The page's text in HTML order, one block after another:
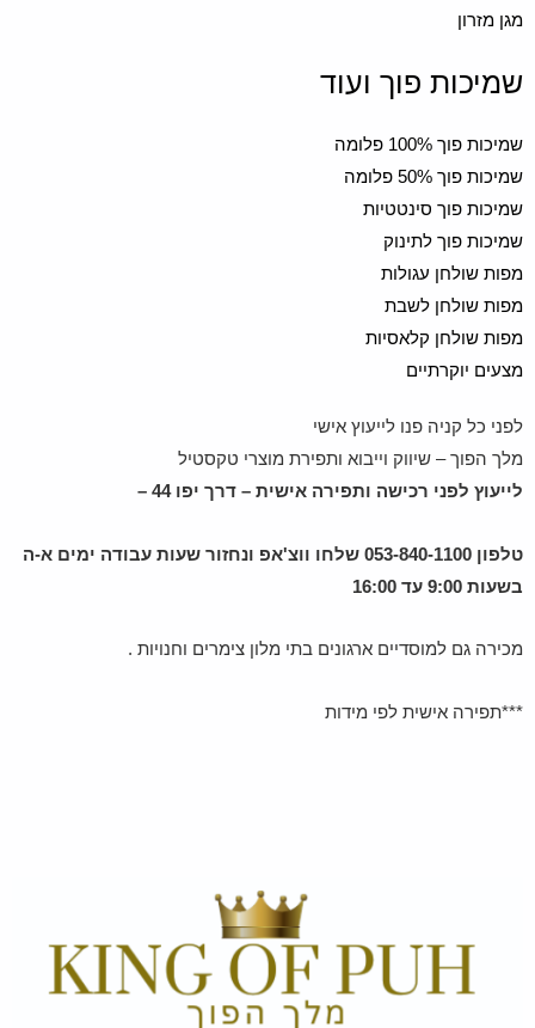
מגן מזרון
שמיכות פוך ועוד
שמיכות פוך 100% פלומה
שמיכות פוך 50% פלומה
שמיכות פוך סינטטיות
שמיכות פוך לתינוק
מפות שולחן עגולות
מפות שולחן לשבת
מפות שולחן קלאסיות
מצעים יוקרתיים
לפני כל קניה פנו לייעוץ אישי
מלך הפוך – שיווק וייבוא ותפירת מוצרי טקסטיל
לייעוץ לפני רכישה ותפירה אישית – דרך יפו 44 –
טלפון 053-840-1100 שלחו ווצ'אפ ונחזור שעות עבודה ימים א-ה
בשעות 9:00 עד 16:00
מכירה גם למוסדיים ארגונים בתי מלון צימרים וחנויות .
***תפירה אישית לפי מידות